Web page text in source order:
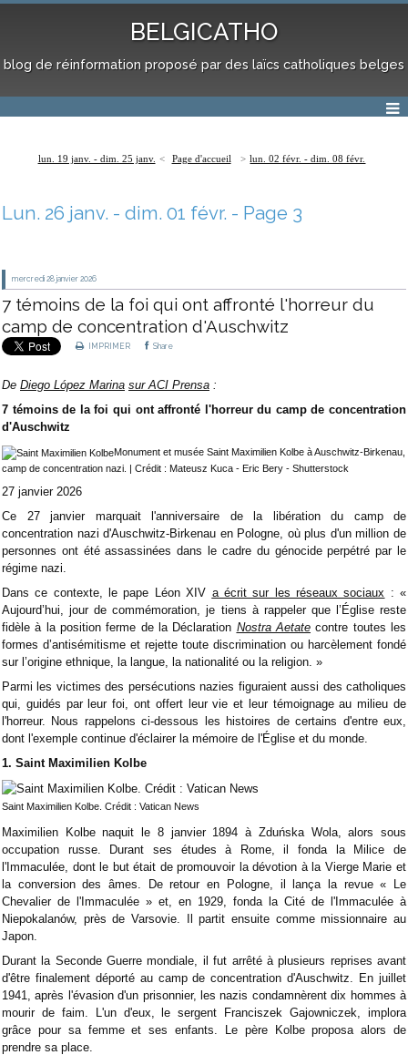
BELGICATHO
blog de réinformation proposé par des laïcs catholiques belges
lun. 19 janv. - dim. 25 janv. Page d'accueil lun. 02 févr. - dim. 08 févr.
Lun. 26 janv. - dim. 01 févr. - Page 3
mercredi 28 janvier 2026
7 témoins de la foi qui ont affronté l'horreur du
camp de concentration d'Auschwitz
IMPRIMER Share
De Diego López Marina sur ACI Prensa :
7 témoins de la foi qui ont affronté l'horreur du camp de concentration
d'Auschwitz
Monument et musée Saint Maximilien Kolbe à Auschwitz-Birkenau,
camp de concentration nazi. | Crédit : Mateusz Kuca - Eric Bery - Shutterstock
27 janvier 2026
Ce 27 janvier marquait l'anniversaire de la libération du camp de
concentration nazi d'Auschwitz-Birkenau en Pologne, où plus d'un million de
personnes ont été assassinées dans le cadre du génocide perpétré par le
régime nazi.
Dans ce contexte, le pape Léon XIV a écrit sur les réseaux sociaux : «
Aujourd’hui, jour de commémoration, je tiens à rappeler que l’Église reste
fidèle à la position ferme de la Déclaration Nostra Aetate contre toutes les
formes d’antisémitisme et rejette toute discrimination ou harcèlement fondé
sur l’origine ethnique, la langue, la nationalité ou la religion. »
Parmi les victimes des persécutions nazies figuraient aussi des catholiques
qui, guidés par leur foi, ont offert leur vie et leur témoignage au milieu de
l'horreur. Nous rappelons ci-dessous les histoires de certains d'entre eux,
dont l'exemple continue d'éclairer la mémoire de l'Église et du monde.
1. Saint Maximilien Kolbe
Saint Maximilien Kolbe. Crédit : Vatican News
Maximilien Kolbe naquit le 8 janvier 1894 à Zduńska Wola, alors sous
occupation russe. Durant ses études à Rome, il fonda la Milice de
l'Immaculée, dont le but était de promouvoir la dévotion à la Vierge Marie et
la conversion des âmes. De retour en Pologne, il lança la revue « Le
Chevalier de l'Immaculée » et, en 1929, fonda la Cité de l'Immaculée à
Niepokalanów, près de Varsovie. Il partit ensuite comme missionnaire au
Japon.
Durant la Seconde Guerre mondiale, il fut arrêté à plusieurs reprises avant
d'être finalement déporté au camp de concentration d'Auschwitz. En juillet
1941, après l'évasion d'un prisonnier, les nazis condamnèrent dix hommes à
mourir de faim. L'un d'eux, le sergent Franciszek Gajowniczek, implora
grâce pour sa femme et ses enfants. Le père Kolbe proposa alors de
prendre sa place.